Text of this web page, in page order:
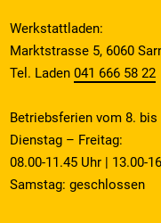
Werkstattladen:
Marktstrasse 5, 6060
Tel. Laden041 666 58 22
Betriebsferien vom 8. bis
Dienstag – Freitag:
08.00-11.45 Uhr | 13.00-
Samstag: geschlossen